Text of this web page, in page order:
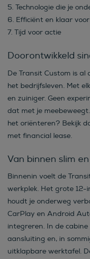
5. Technologie die je
6. Efficiënt en klaar
7. Tijd voor actie
Doorontwikkeld
De Transit Custom is
het bedrijfsleven. Met
en zuiniger. Geen
dat met je
het oriënteren? Bekijk
met financial lease.
Van binnen slim
Binnenin voelt de
werkplek. Het grote 12-
houdt je onderweg
CarPlay en Android
integreren. In de
aansluiting en, in
uitklapbare werktafel.